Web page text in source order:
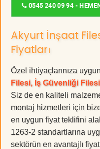
0545 240 09 94 -
Akyurt İnşaat
Fiyatları
Özel ihtiyaçlarınıza
Filesi, İş Güvenliği Filesi
Siz de en kaliteli
montaj hizmetleri için
en uygun fiyat teklifini
1263-2 standartlarına
sektörün en avantajlı